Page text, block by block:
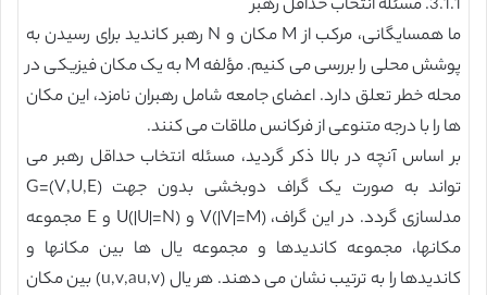
3.1.1. مسئله انتخاب حداقل رهبر
ما همسایگانی، مرکب از M مکان و N رهبر کاندید برای رسیدن به
پوشش محلی را بررسی می کنیم. مؤلفه M به یک مکان فیزیکی در
محله خطر تعلق دارد. اعضای جامعه شامل رهبران نامزد، این مکان
ها را با درجه متنوعی از فرکانس ملاقات می کنند.
بر اساس آنچه در بالا ذکر گردید، مسئله انتخاب حداقل رهبر می
تواند به صورت یک گراف دوبخشی بدون جهت G=(V,U,E)
مدلسازی گردد. در این گراف، V(|V|=M) و U(|U|=N) و E مجموعه
مکان‏ها، مجموعه کاندیدها و مجموعه یال ها بین مکان‏ها و
کاندیدها را به ترتیب نشان می دهند. هر یال (u,v,au,v) بین مکان